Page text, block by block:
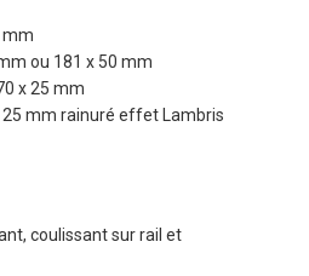
mm
ou 181 x 50 mm
x 25 mm
25 mm rainuré effet Lambris
coulissant sur rail et